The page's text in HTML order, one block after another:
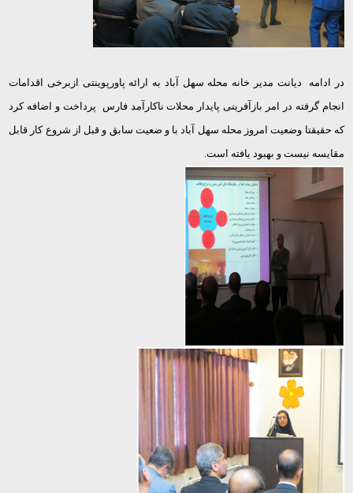
در ادامه دیانت مدیر خانه محله سهل آباد به ارائه پاورپوینتی ازبرخی اقدامات
انجام گرفته در امر بازآفرینی پایدار محلات ناکارآمد فارس پرداخت و اضافه کرد
که حقیقتا وضعیت امروز محله سهل آباد با و ضعیت سابق و قبل از شروع کار قابل
مقایسه نیست و بهبود یافته است.